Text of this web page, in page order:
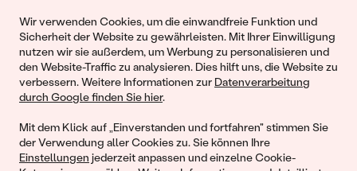
Wir verwenden Cookies, um die einwandfreie Funktion und
Sicherheit der Website zu gewährleisten. Mit Ihrer Einwilligung
nutzen wir sie außerdem, um Werbung zu personalisieren und
den Website-Traffic zu analysieren. Dies hilft uns, die Website zu
verbessern. Weitere Informationen zur Datenverarbeitung
durch Google finden Sie hier.
Mit dem Klick auf „Einverstanden und fortfahren" stimmen Sie
der Verwendung aller Cookies zu. Sie können Ihre
Einstellungen jederzeit anpassen und einzelne Cookie-
Begleiten Sie uns!